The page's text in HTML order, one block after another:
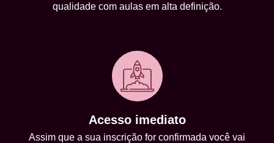
qualidade com aulas em alta definição.
Acesso imediato
Assim que a sua inscrição for confirmada você vai